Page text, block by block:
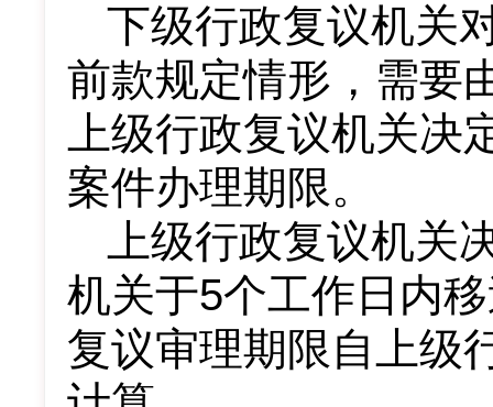
下级行政复议机关
前款规定情形，需要
上级行政复议机关
案件办理期限。
上级行政复议机关
机关于5个工作日内
复议审理期限自上级